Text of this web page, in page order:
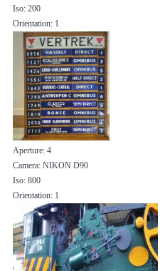
Iso: 200
Orientation: 1
Aperture: 4
Camera: NIKON D90
Iso: 800
Orientation: 1